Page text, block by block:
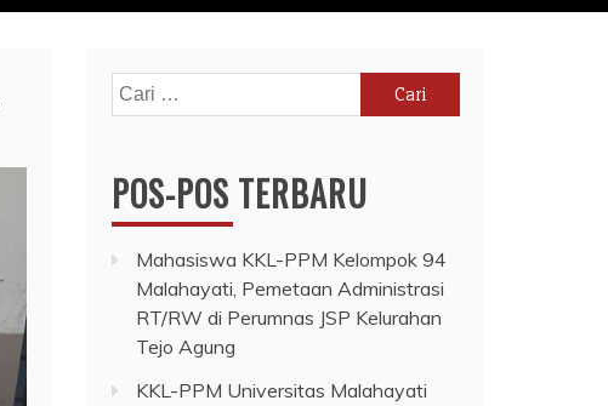
Cari
untuk:
POS-POS TERBARU
Mahasiswa KKL-PPM Kelompok 94
Malahayati, Pemetaan Administrasi
RT/RW di Perumnas JSP Kelurahan
Tejo Agung
KKL-PPM Universitas Malahayati